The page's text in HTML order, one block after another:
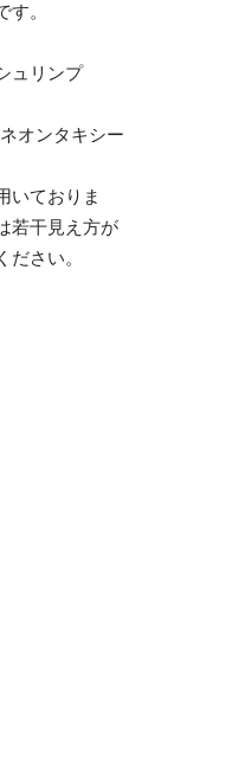
。
ュリンプ
オンタキシー
いておりま
若干見え方が
さい。